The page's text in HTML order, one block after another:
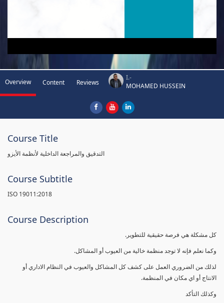
Overview Content Reviews
I.-
MOHAMED HUSSEIN
Course Title
التدقيق والمراجعة الداخلية لأنظمة الأيزو
Course Subtitle
ISO 19011:2018
Course Description
كل مشكلة هي فرصة حقيقية للتطوير.
وكما نعلم فإنه لا توجد منظمة خالية من العيوب أو المشاكل.
لذلك من الضروري العمل على كشف كل المشاكل والعيوب في النظام الاداري أو
الانتاج أو اي مكان في المنظمة.
وكذلك التأكد